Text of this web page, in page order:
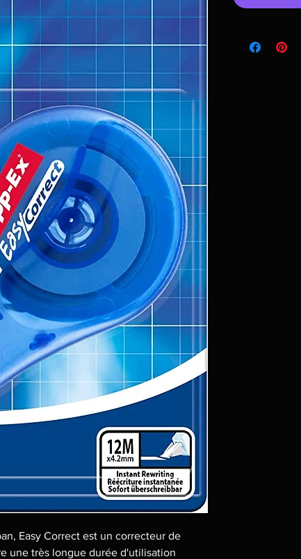
Easy Correct est un correcteur de
une très longue durée d'utilisation